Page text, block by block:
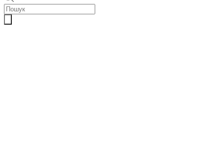
Пошук
товарів